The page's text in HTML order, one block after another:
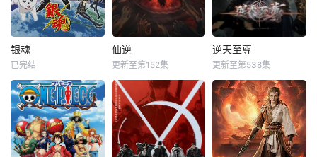
银魂
已完结
仙逆
更新至第152集
逆天至尊
更新至第538集